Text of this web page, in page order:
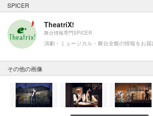
SPICER
TheatriX!
舞台情報専門SPICER
演劇・ミュージカル・舞台全般の情報をお届
その他の画像